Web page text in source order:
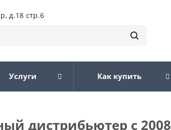
д.18 стр.6
Услуги Как купить
дистрибьютер с 2008